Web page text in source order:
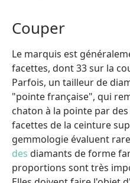
Couper
Le marquis est
facettes, dont 33 sur la
Parfois, un tailleur de
"pointe française", qui
chaton à la pointe par
facettes de la ceinture
gemmologie évaluent
des diamants de forme
proportions sont très